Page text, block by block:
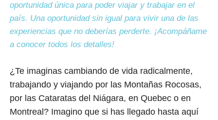
oportunidad única para poder viajar y trabajar en el
país. Una oportunidad sin igual para vivir una de las
experiencias que no deberías perderte. ¡Acompáñame
a conocer todos los detalles!
¿Te imaginas cambiando de vida radicalmente,
trabajando y viajando por las Montañas Rocosas,
por las Cataratas del Niágara, en Quebec o en
Montreal? Imagino que si has llegado hasta aquí